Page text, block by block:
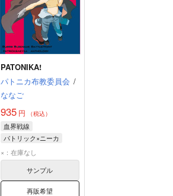
PATONIKA!
パトニカ布教委員会 /
ななご
935 円 （税込）
血界戦線
パトリック×ニーカ
パトリック・スミス
ニーカ・コヴァレンコ
×：在庫なし
サンプル
再販希望